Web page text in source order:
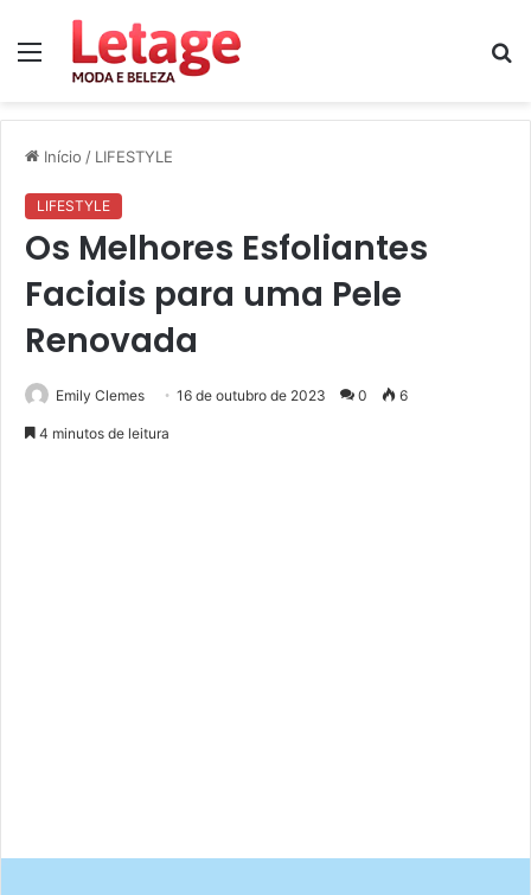
Menu
Início / LIFESTYLE
LIFESTYLE
Os Melhores Esfoliantes
Faciais para uma Pele
Renovada
Emily Clemes 16 de outubro de 2023 0 6
4 minutos de leitura